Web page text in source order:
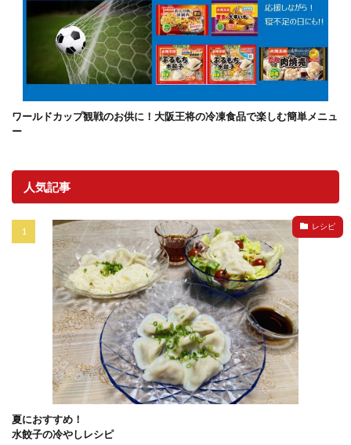
ワールドカップ観戦のお供に！大阪王将の冷凍食品で楽しむ簡単メニュ
ー
人気記事
レシピ
夏におすすめ！
水餃子の冷やしレシピ